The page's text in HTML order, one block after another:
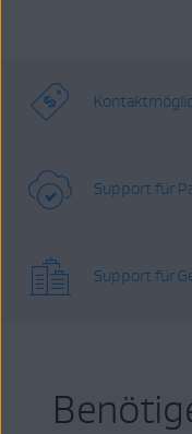
Support für
Support für